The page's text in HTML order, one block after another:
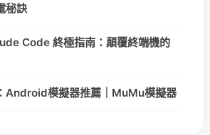
秘訣
Code 終極指南：顛覆終端機的
Android模擬器推薦｜MuMu模擬器